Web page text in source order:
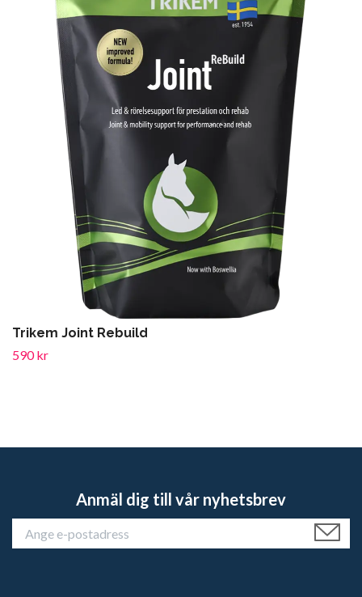
Trikem Joint Rebuild
590 kr
Anmäl dig till vår nyhetsbrev